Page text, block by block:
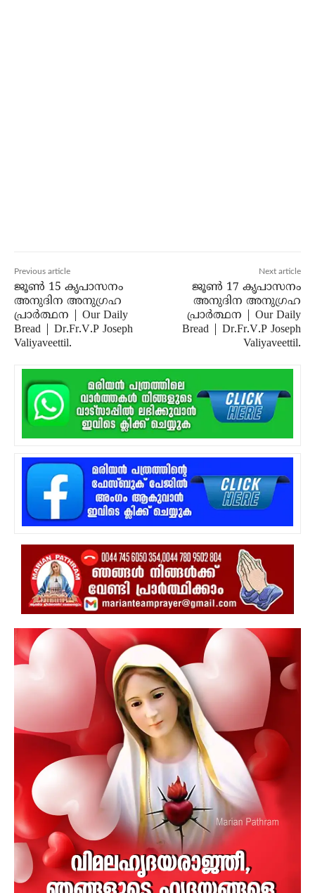
Previous article
ജൂൺ 15 കൃപാസനം
അനുദിന അനുഗ്രഹ
പ്രാർത്ഥന | Our Daily
Bread | Dr.Fr.V.P Joseph
Valiyaveettil.
Next article
ജൂൺ 17 കൃപാസനം
അനുദിന അനുഗ്രഹ
പ്രാർത്ഥന | Our Daily
Bread | Dr.Fr.V.P Joseph
Valiyaveettil.